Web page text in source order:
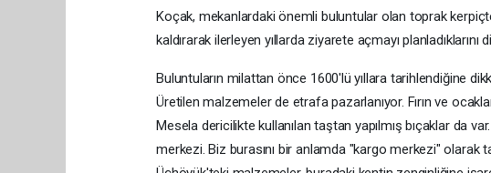
Koçak, mekanlardaki önemli buluntular olan toprak
kaldırarak ilerleyen yıllarda ziyarete açmayı planladıklarını
Buluntuların milattan önce 1600'lü yıllara tarihlendiğine
Üretilen malzemeler de etrafa pazarlanıyor. Fırın ve
Mesela dericilikte kullanılan taştan yapılmış bıçaklar da
merkezi. Biz burasını bir anlamda "kargo merkezi" olarak